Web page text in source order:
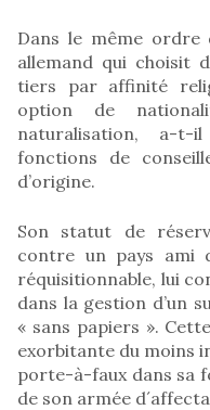
Dans le même ordre
allemand qui choisit
tiers par affinité
option de
naturalisation, a-
fonctions de
d’origine.
Son statut de
contre un pays ami
réquisitionnable, lui
dans la gestion d’un
« sans papiers ».
exorbitante du moins
porte-à-faux dans sa
de son armée